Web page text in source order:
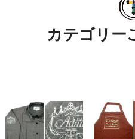
カテゴリー